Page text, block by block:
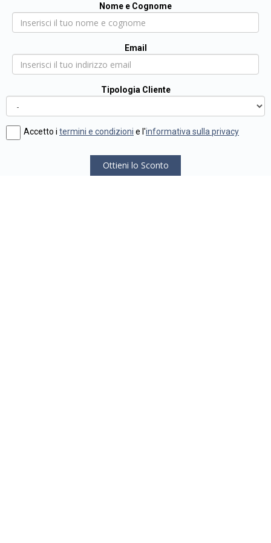
Nome e Cognome
Email
Tipologia Cliente
Accetto i termini e condizioni e l'informativa sulla privacy
Ottieni lo Sconto